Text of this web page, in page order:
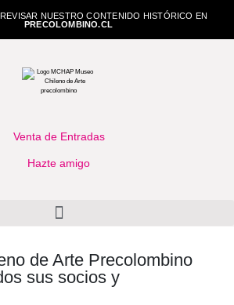
NUESTRO CONTENIDO HISTÓRICO EN
PRECOLOMBINO.CL
Venta de Entradas
Hazte amigo
de Arte Precolombino
sus socios y